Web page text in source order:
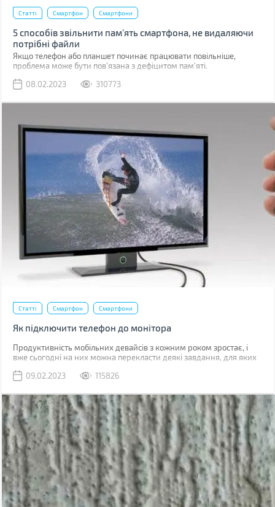
Статті Смартфон Смартфони
5 способів звільнити пам’ять смартфона, не видаляючи
потрібні файли
Якщо телефон або планшет починає працювати повільніше,
проблема може бути пов'язана з дефіцитом пам'яті.
08.02.2023
310773
Статті Смартфон Смартфони
Як підключити телефон до монітора
Продуктивність мобільних девайсів з кожним роком зростає, і
вже сьогодні на них можна перекласти деякі завдання, для яких
09.02.2023
115826